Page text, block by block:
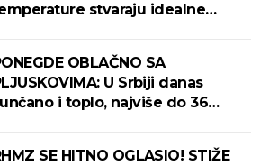
stvaraju idealne
OBLAČNO SA
U Srbiji danas
i toplo, najviše do 36
SE HITNO OGLASIO! STIŽE